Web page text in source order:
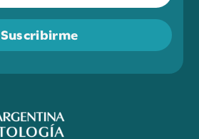
Suscribirme